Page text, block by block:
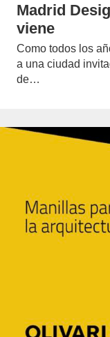
Madrid
viene
Como todos los
a una ciudad
de…